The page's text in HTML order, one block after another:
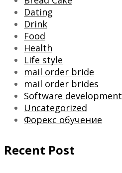
Dating
Drink
Food
Health
Life style
mail order bride
mail order brides
Software development
Uncategorized
Форекс обучение
Recent Post